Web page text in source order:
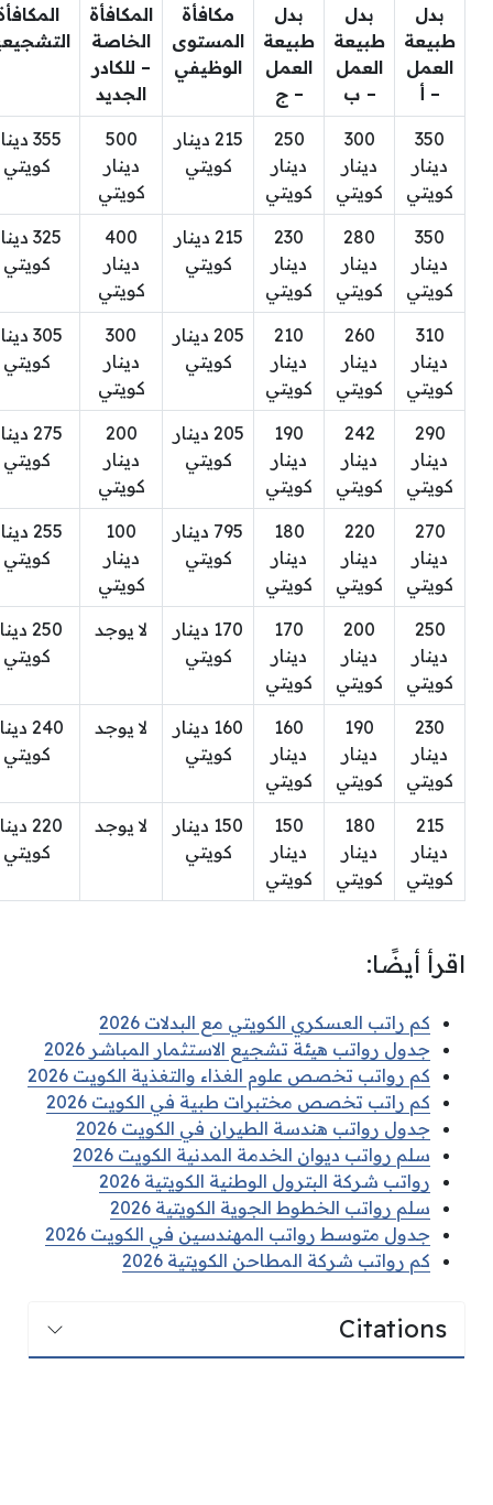
بدل
طبيعة
العمل
– أ
بدل
طبيعة
العمل
– ب
بدل
طبيعة
العمل
– ج
مكافأة
المستوى
الوظيفي
المكافأة
الخاصة
– للكادر
الجديد
350
دينار
كويتي
300
دينار
كويتي
250
دينار
كويتي
215 دينار
كويتي
500
دينار
كويتي
355
كويتي
350
دينار
كويتي
280
دينار
كويتي
230
دينار
كويتي
215 دينار
كويتي
400
دينار
كويتي
325
كويتي
310
دينار
كويتي
260
دينار
كويتي
210
دينار
كويتي
205 دينار
كويتي
300
دينار
كويتي
305
كويتي
290
دينار
كويتي
242
دينار
كويتي
190
دينار
كويتي
205 دينار
كويتي
200
دينار
كويتي
275
كويتي
270
دينار
كويتي
220
دينار
كويتي
180
دينار
كويتي
795 دينار
كويتي
100
دينار
كويتي
255
كويتي
250
دينار
كويتي
200
دينار
كويتي
170
دينار
كويتي
170 دينار
كويتي
لا يوجد
250
كويتي
230
دينار
كويتي
190
دينار
كويتي
160
دينار
كويتي
160 دينار
كويتي
لا يوجد
240
كويتي
215
دينار
كويتي
180
دينار
كويتي
150
دينار
كويتي
150 دينار
كويتي
لا يوجد
220
كويتي
اقرأ أيضًا:
كم راتب العسكري الكويتي مع البدلات 2026
جدول رواتب هيئة تشجيع الاستثمار المباشر 2026
كم رواتب تخصص علوم الغذاء والتغذية الكويت 2026
كم راتب تخصص مختبرات طبية في الكويت 2026
جدول رواتب هندسة الطيران في الكويت 2026
سلم رواتب ديوان الخدمة المدنية الكويت 2026
رواتب شركة البترول الوطنية الكويتية 2026
سلم رواتب الخطوط الجوية الكويتية 2026
جدول متوسط رواتب المهندسين في الكويت 2026
كم رواتب شركة المطاحن الكويتية 2026
Citations